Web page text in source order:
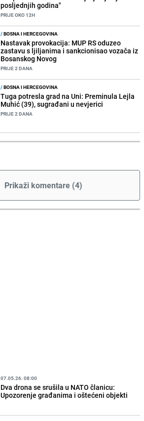
posljednjih godina"
PRIJE OKO 12H
/BOSNA I HERCEGOVINA
Nastavak provokacija: MUP RS oduzeo
zastavu s ljiljanima i sankcionisao vozača iz
Bosanskog Novog
PRIJE 2 DANA
/BOSNA I HERCEGOVINA
Tuga potresla grad na Uni: Preminula Lejla
Muhić (39), sugrađani u nevjerici
PRIJE 2 DANA
Prikaži komentare (4)
07.05.26. 08:00
Dva drona se srušila u NATO članicu:
Upozorenje građanima i oštećeni objekti